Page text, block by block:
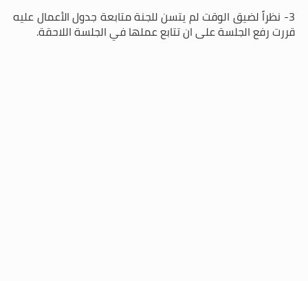
3- نظراً لضيق الوقت لم يتسن للجنة متابعة جدول الأعمال عليه
قررت رفع الجلسة على ان تتابع عملها في الجلسة اللاحقة.